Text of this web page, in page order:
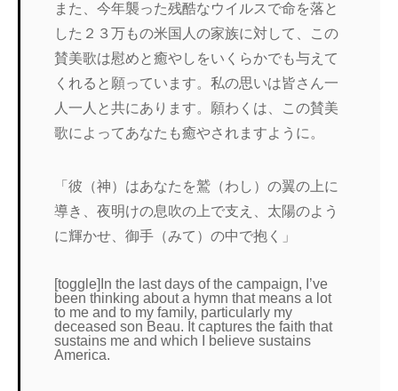
また、今年襲った残酷なウイルスで命を落と
した２３万もの米国人の家族に対して、この
賛美歌は慰めと癒やしをいくらかでも与えて
くれると願っています。私の思いは皆さん一
人一人と共にあります。願わくは、この賛美
歌によってあなたも癒やされますように。
「彼（神）はあなたを鷲（わし）の翼の上に
導き、夜明けの息吹の上で支え、太陽のよう
に輝かせ、御手（みて）の中で抱く」
[toggle]In the last days of the campaign, I’ve
been thinking about a hymn that means a lot
to me and to my family, particularly my
deceased son Beau. It captures the faith that
sustains me and which I believe sustains
America.